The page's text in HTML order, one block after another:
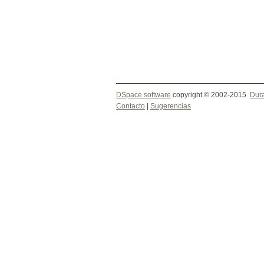
DSpace software copyright © 2002-2015
Contacto
Sugerencias